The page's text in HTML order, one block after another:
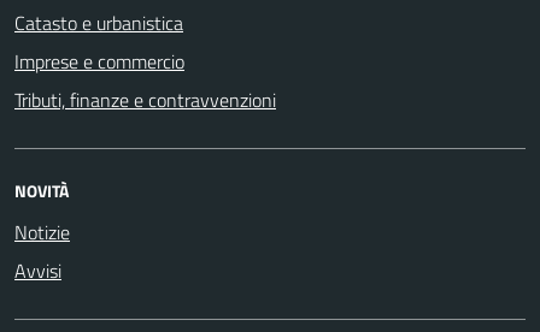
Catasto e urbanistica
Imprese e commercio
Tributi, finanze e contravvenzioni
NOVITÀ
Notizie
Avvisi